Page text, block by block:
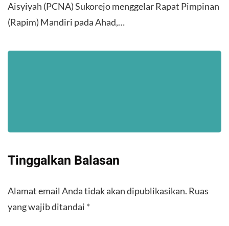
Aisyiyah (PCNA) Sukorejo menggelar Rapat Pimpinan
(Rapim) Mandiri pada Ahad,…
Tinggalkan Balasan
Alamat email Anda tidak akan dipublikasikan. Ruas
yang wajib ditandai *